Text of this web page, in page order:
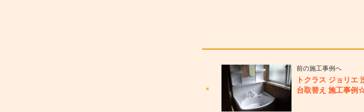
前の施工事例へ
トクラス ジョリエ
台取替え 施工事例